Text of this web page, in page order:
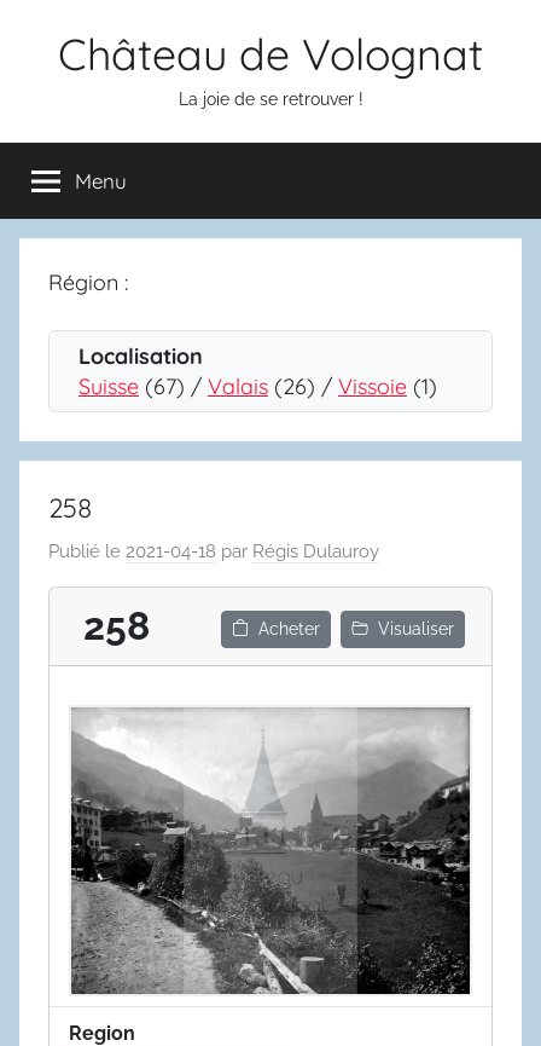
Château de Volognat
La joie de se retrouver !
Menu
Région :
Localisation
Suisse (67) / Valais (26) / Vissoie (1)
258
Publié le 2021-04-18 par Régis Dulauroy
258 Acheter Visualiser
Region